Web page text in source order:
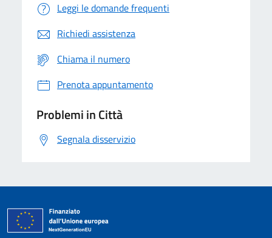
Leggi le domande frequenti
Richiedi assistenza
Chiama il numero
Prenota appuntamento
Problemi in Città
Segnala disservizio